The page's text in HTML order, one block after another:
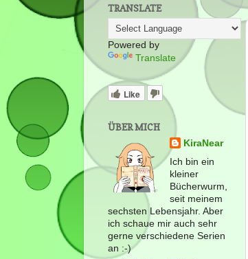
TRANSLATE
Powered by
Translate
Like
ÜBER MICH
KiraNear
Ich bin ein
kleiner
Bücherwurm,
seit meinem
sechsten Lebensjahr. Aber
ich schaue mir auch sehr
gerne verschiedene Serien
an :-)